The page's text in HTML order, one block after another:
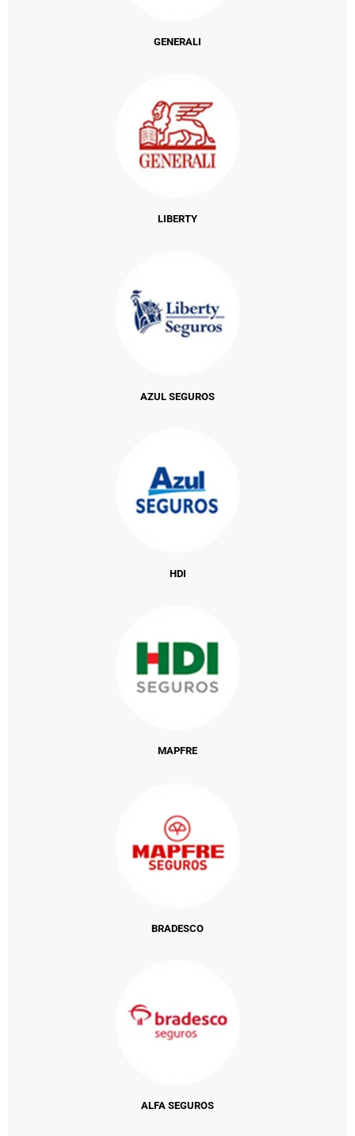
GENERALI
LIBERTY
AZUL SEGUROS
HDI
MAPFRE
BRADESCO
ALFA SEGUROS